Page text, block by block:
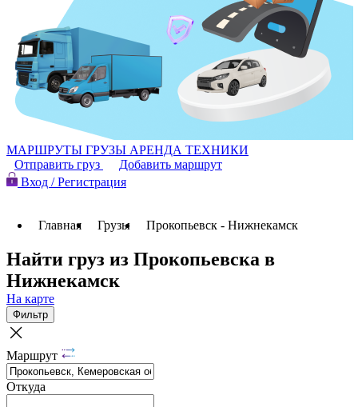
МАРШРУТЫ ГРУЗЫ АРЕНДА ТЕХНИКИ
Отправить груз
Добавить маршрут
Вход / Регистрация
Главная Грузы Прокопьевск - Нижнекамск
Найти груз из Прокопьевска в
Нижнекамск
На карте
Фильтр
Маршрут
Откуда